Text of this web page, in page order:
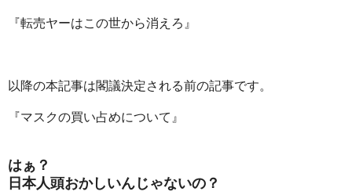
『転売ヤーはこの世から消えろ』
以降の本記事は閣議決定される前の記事です。
『マスクの買い占めについて』
はぁ？
日本人頭おかしいんじゃないの？